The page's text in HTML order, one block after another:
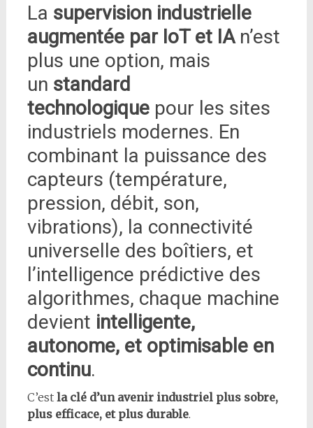
La supervision industrielle
augmentée par IoT et IAn’est
plus une option, mais
un standard
technologiquepour les sites
industriels modernes. En
combinant la puissance des
capteurs (température,
pression, débit, son,
vibrations), la connectivité
universelle des boîtiers, et
l’intelligence prédictive des
algorithmes, chaque machine
devient intelligente,
autonome, et optimisable en
continu.
C’est la clé d’un avenir industriel plus sobre,
plus efficace, et plus durable.